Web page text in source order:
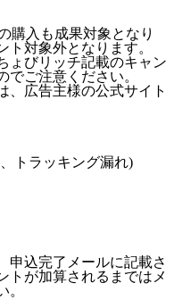
購入も成果対象となり
ト対象外となります。
ょびリッチ記載のキャン
ご注意ください。
、広告主様の公式サイト
トラッキング漏れ)
申込完了メールに記載さ
トが加算されるまではメ
。